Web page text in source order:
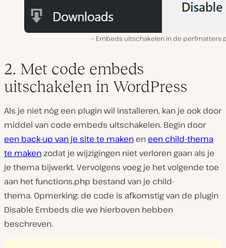
Embeds uitschakelen in de perfmatters
2. Met code embeds
uitschakelen in WordPress
Als je niet nóg een plugin wil installeren, kan je ook door
middel van code embeds uitschakelen. Begin door
een back-up van je site te maken en een child-thema
te makenzodat je wijzigingen niet verloren gaan als je
je thema bijwerkt. Vervolgens voeg je het volgende toe
aan het functions.php bestand van je child-
thema. Opmerking: de code is afkomstig van de plugin
Disable Embeds die we hierboven hebben
beschreven.